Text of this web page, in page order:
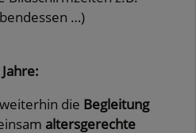
…)
die Begleitung
altersgerechte